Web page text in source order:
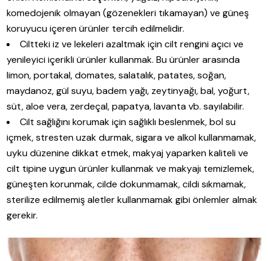
komedojenik olmayan (gözenekleri tıkamayan) ve güneş
koruyucu içeren ürünler tercih edilmelidir.
Ciltteki iz ve lekeleri azaltmak için cilt rengini açıcı ve
yenileyici içerikli ürünler kullanmak. Bu ürünler arasında
limon, portakal, domates, salatalık, patates, soğan,
maydanoz, gül suyu, badem yağı, zeytinyağı, bal, yoğurt,
süt, aloe vera, zerdeçal, papatya, lavanta vb. sayılabilir.
Cilt sağlığını korumak için sağlıklı beslenmek, bol su
içmek, stresten uzak durmak, sigara ve alkol kullanmamak,
uyku düzenine dikkat etmek, makyaj yaparken kaliteli ve
cilt tipine uygun ürünler kullanmak ve makyajı temizlemek,
güneşten korunmak, cilde dokunmamak, cildi sıkmamak,
sterilize edilmemiş aletler kullanmamak gibi önlemler almak
gerekir.